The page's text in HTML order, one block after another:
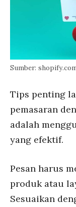
Sumber:
Tips penting
pemasaran
adalah
yang efektif.
Pesan harus
produk atau
Sesuaikan